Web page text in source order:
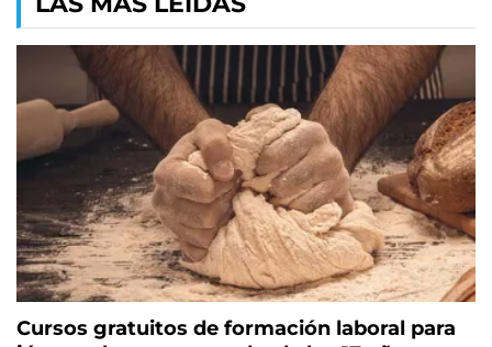
Cursos gratuitos de formación laboral para